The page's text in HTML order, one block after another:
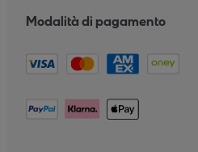
Modalità di pagamento